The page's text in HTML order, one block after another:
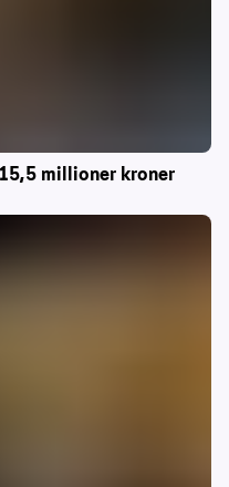
millioner kroner